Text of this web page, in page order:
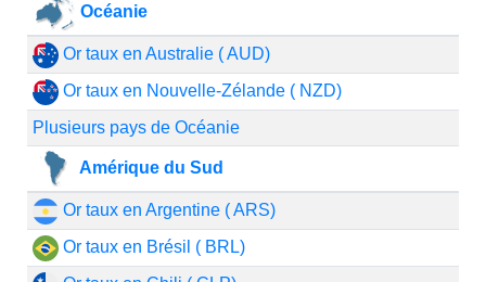
Océanie
Or taux en Australie ( AUD)
Or taux en Nouvelle-Zélande ( NZD)
Plusieurs pays de Océanie
Amérique du Sud
Or taux en Argentine ( ARS)
Or taux en Brésil ( BRL)